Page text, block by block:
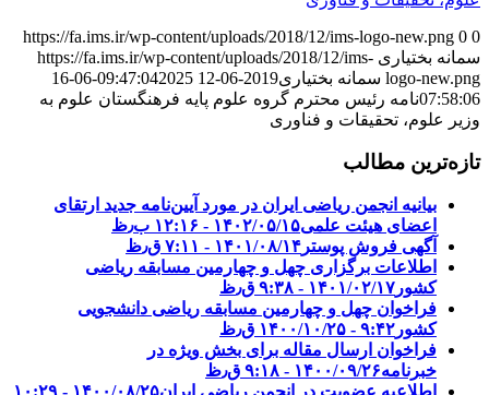
https://fa.ims.ir/wp-content/uploads/2018/12/ims-logo-new.png 0 0
سمانه بختیاری https://fa.ims.ir/wp-content/uploads/2018/12/ims-
logo-new.png سمانه بختیاری2019-06-12 09:47:04
2025-06-16
07:58:06نامه رئیس محترم گروه علوم پایه فرهنگستان علوم به
وزیر علوم، تحقیقات و فناوری
تازه‌ترین مطالب
بیانیه انجمن ریاضی ایران در مورد آیین‌نامه جدید ارتقای
اعضای هیئت علمی۱۴۰۲/۰۵/۱۵ - ۱۲:۱۶ ب٫ظ
آگهی فروش پوستر ۱۴۰۱/۰۸/۱۴ - ۷:۱۱ ق٫ظ
اطلاعات برگزاری چهل و چهارمین مسابقه ریاضی
کشور ۱۴۰۱/۰۲/۱۷ - ۹:۳۸ ق٫ظ
فراخوان چهل و چهارمین مسابقه ریاضی دانشجویی
کشور‎‎ ۱۴۰۰/۱۰/۲۵ - ۹:۴۲ ق٫ظ
فراخوان ارسال مقاله برای بخش ویژه در
خبرنامه۱۴۰۰/۰۹/۲۶ - ۹:۱۸ ق٫ظ